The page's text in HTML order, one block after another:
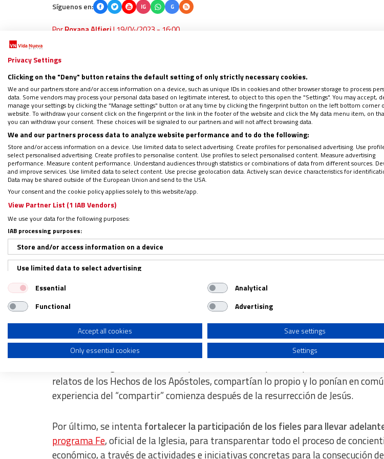
Síguenos en: IG G
PorRoxana Alfieri| 19/04/2023 - 16:00
se
parroquias e Iglesias del país, la Jornada para reflexionar sobre la propuesta a
económicamente la misión eclesial.
PODCAST: Trabajar y dar trabajo
Regístrate en el boletín gratuito y recibe un avance de los contenidos
Esta actividad que se da en el marco del
Argentinaencaró y animó para
todas las comunidades.
Cómo sostener la Misión
En primer lugar, el obispo auxiliar de San Isidro y presidente del Consejo
Económicos,Guillermo Caride, aseguró que es necesario renovar el compromiso
Iglesia yfortalecer la catequesis sobre el sostenimiento económico con el
primeras
relatos de los Hechos de los Apóstoles, compartían lo propio y lo ponían en
experiencia del “compartir” comienza después de laresurrección de Jesús.
Por último, se intentafortalecer laparticipación de los fieles para llevar
programa Fe, oficial de la Iglesia, para transparentar todo el proceso de
económico, a través de actividades e iniciativas concretas para la consecución
Privacy Settings
Clicking on the "Deny" button retains the default setting of only strictly necessary cookies.
We and our partners store and/or access information on a device, such as unique IDs in cookies and other browser storage to process
data. Some vendors may process your personal data based on legitimate interest, to object to this open the "Settings". You may accept,
manage your settings by clicking the "Manage settings" button or at any time by clicking the fingerprint button on the left bottom corner
website. To withdraw your consent click on the fingerprint or the link in the footer of the website and click the My data menu item, on
you can withdraw your consent. These choices will be signaled to our partners and will not affect browsing data.
We and our partners process data to analyze website performance and to do the following:
Store and/or access information on a device. Use limited data to select advertising. Create profiles for personalised advertising. Use
select personalised advertising. Create profiles to personalise content. Use profiles to select personalised content. Measure advertising
performance. Measure content performance. Understand audiences through statistics or combinations of data from different sources.
and improve services. Use limited data to select content. Use precise geolocation data. Actively scan device characteristics for
Data may be shared outside of the European Union and send to the USA.
Your consent and the cookie policy applies solely to this website/app.
View Partner List (1 IAB Vendors)
We use your data for the following purposes:
IAB processing purposes:
Store and/or access information on a device
Use limited data to select advertising
Create profiles for personalised advertising
Use profiles to select personalised advertising
Create profiles to personalise content
Use profiles to select personalised content
Measure advertising performance
Measure content performance
Develop and improve services
Use limited data to select content
Essential
Analytical
Functional
Advertising
Accept all cookies
Save settings
Only essential cookies
Settings